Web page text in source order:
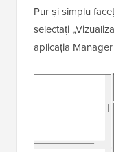
Pur și simplu
selectați
aplicația